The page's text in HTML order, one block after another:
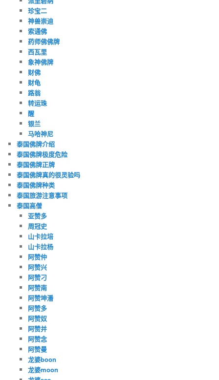
珍宝二
神兽崇迪
索通佛
药师佛佛牌
西瓦里
象神佛牌
财佛
财龟
路翁
转运珠
醒
银兰
马哈神尼
泰国佛牌介绍
泰国佛牌极度危险
泰国佛牌正牌
泰国佛牌真的很灵验吗
泰国佛牌种类
泰国旅游注意事项
泰国高僧
亚赞多
周冠史
山卡拉培
山卡拉杨
阿赞仲
阿赞兴
阿赞刁
阿赞南
阿赞坤潘
阿赞多
阿赞奴
阿赞并
阿赞念
阿赞曼
龙婆boon
龙婆moon